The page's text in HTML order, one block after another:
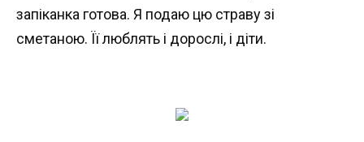
запіканка готова. Я подаю цю страву зі
сметаною. Її люблять і дорослі, і діти.